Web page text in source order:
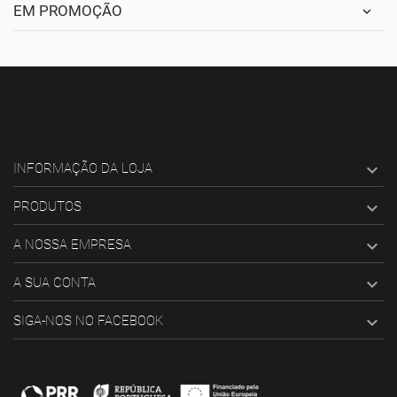
EM PROMOÇÃO
INFORMAÇÃO DA LOJA 
PRODUTOS 
A NOSSA EMPRESA 
A SUA CONTA 
SIGA-NOS NO FACEBOOK 